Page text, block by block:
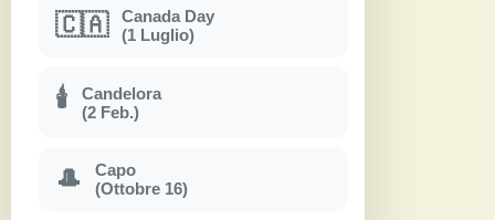
🇨🇦
Canada Day
(1 Luglio)
🕯
Candelora
(2 Feb.)
🎩
Capo
(Ottobre 16)